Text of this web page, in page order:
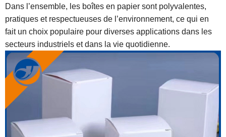
Dans l’ensemble, les boîtes en papier sont polyvalentes,
pratiques et respectueuses de l’environnement, ce qui en
fait un choix populaire pour diverses applications dans les
secteurs industriels et dans la vie quotidienne.